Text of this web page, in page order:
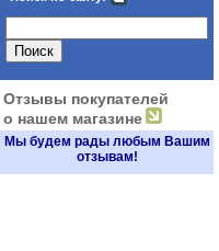
Отзывы покупателей
о нашем магазине
Мы будем рады любым Вашим
отзывам!